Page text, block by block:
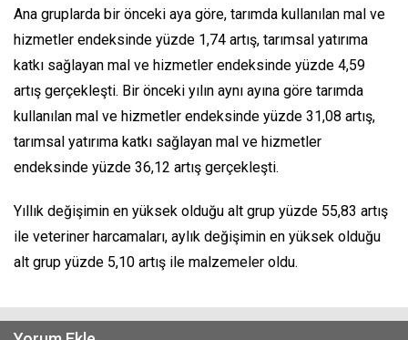
Ana gruplarda bir önceki aya göre, tarımda kullanılan mal ve
hizmetler endeksinde yüzde 1,74 artış, tarımsal yatırıma
katkı sağlayan mal ve hizmetler endeksinde yüzde 4,59
artış gerçekleşti. Bir önceki yılın aynı ayına göre tarımda
kullanılan mal ve hizmetler endeksinde yüzde 31,08 artış,
tarımsal yatırıma katkı sağlayan mal ve hizmetler
endeksinde yüzde 36,12 artış gerçekleşti.
Yıllık değişimin en yüksek olduğu alt grup yüzde 55,83 artış
ile veteriner harcamaları, aylık değişimin en yüksek olduğu
alt grup yüzde 5,10 artış ile malzemeler oldu.